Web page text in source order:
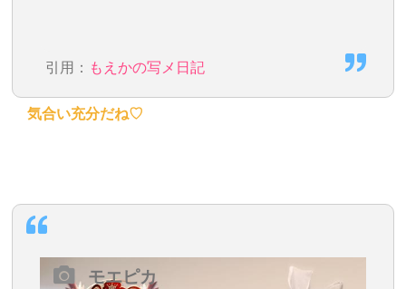
引用： もえかの写メ日記
気合い充分だね♡
モエピカ